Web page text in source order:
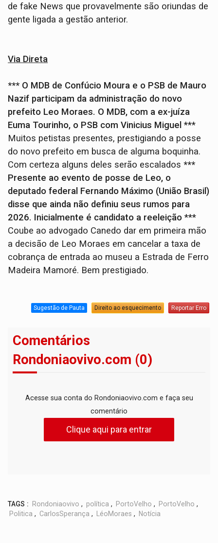
de fake News que provavelmente são oriundas de
gente ligada a gestão anterior.
Via Direta
*** O MDB de Confúcio Moura e o PSB de Mauro
Nazif participam da administração do novo
prefeito Leo Moraes. O MDB, com a ex-juíza
Euma Tourinho, o PSB com Vinicius Miguel***
Muitos petistas presentes, prestigiando a posse
do novo prefeito em busca de alguma boquinha.
Com certeza alguns deles serão escalados***
Presente ao evento de posse de Leo, o
deputado federal Fernando Máximo (União Brasil)
disse que ainda não definiu seus rumos para
2026. Inicialmente é candidato a reeleição***
Coube ao advogado Canedo dar em primeira mão
a decisão de Leo Moraes em cancelar a taxa de
cobrança de entrada ao museu a Estrada de Ferro
Madeira Mamoré. Bem prestigiado.
Sugestão de Pauta Direito ao esquecimento Reportar Erro
Comentários
Rondoniaovivo.com (0)
Acesse sua conta do Rondoniaovivo.com e faça seu
comentário
Clique aqui para entrar
TAGS : Rondoniaovivo , política , PortoVelho , PortoVelho ,
Politica , CarlosSperança , LéoMoraes , Notícia